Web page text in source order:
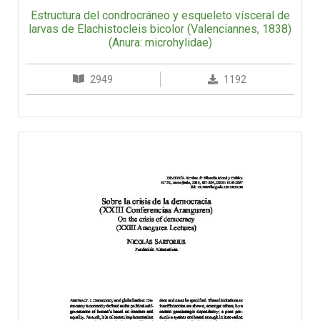
Estructura del condrocráneo y esqueleto vísceral de
larvas de Elachistocleis bicolor (Valenciannes, 1838)
(Anura: microhylidae)
2949 1192